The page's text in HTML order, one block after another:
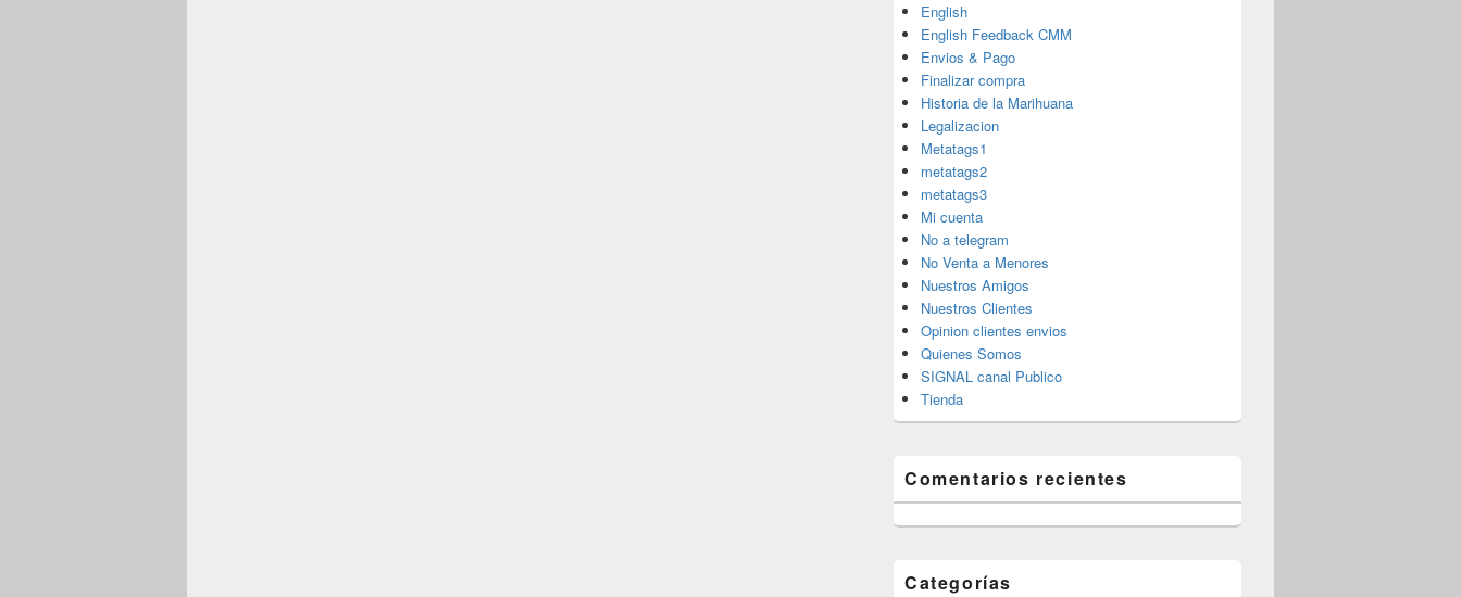
English
English Feedback CMM
Envios & Pago
Finalizar compra
Historia de la Marihuana
Legalizacion
Metatags1
metatags2
metatags3
Mi cuenta
No a telegram
No Venta a Menores
Nuestros Amigos
Nuestros Clientes
Opinion clientes envios
Quienes Somos
SIGNAL canal Publico
Tienda
Comentarios recientes
Categorías